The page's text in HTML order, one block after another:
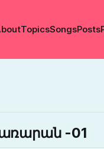
TopicsSongsPosts
-01